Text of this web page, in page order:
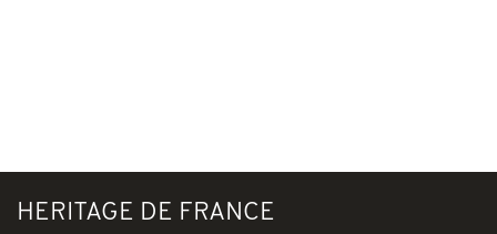
HERITAGE DE FRANCE